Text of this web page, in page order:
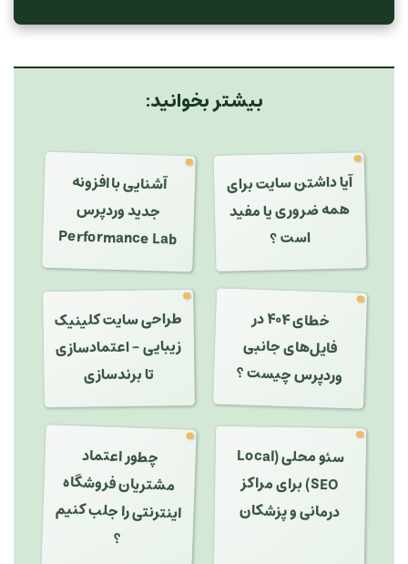
بیشتر بخوانید:
آیا داشتن سایت برای
همه ضروری یا مفید
است ؟
آشنایی با افزونه
جدید وردپرس
Performance Lab
خطای ۴۰۴ در
فایل‌های جانبی
وردپرس چیست ؟
طراحی سایت کلینیک
زیبایی - اعتمادسازی
تا برندسازی
سئو محلی (Local
SEO) برای مراکز
درمانی و پزشکان
چطور اعتماد
مشتریان فروشگاه
اینترنتی را جلب کنیم
؟